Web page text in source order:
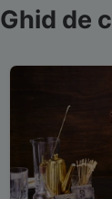
Ghid de